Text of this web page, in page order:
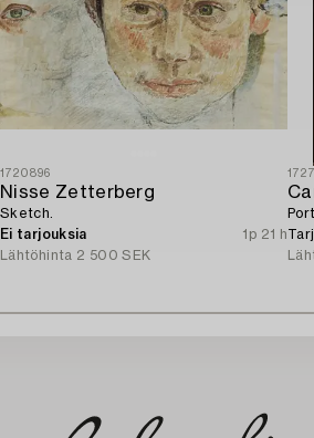
1720896
Nisse Zetterberg
Sketch.
Ei tarjouksia
1p 21 h
Lähtöhinta 2 500 SEK